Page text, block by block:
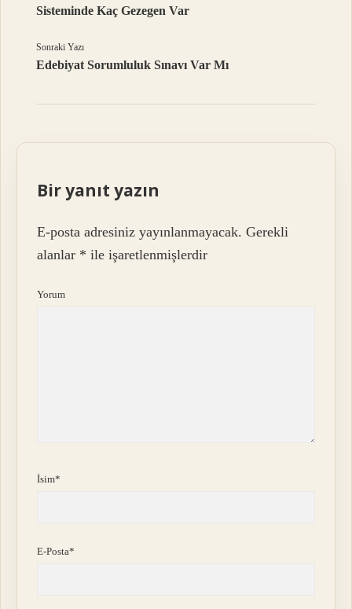
Sisteminde Kaç Gezegen Var
Sonraki Yazı
Edebiyat Sorumluluk Sınavı Var Mı
Bir yanıt yazın
E-posta adresiniz yayınlanmayacak. Gerekli
alanlar * ile işaretlenmişlerdir
Yorum
İsim*
E-Posta*